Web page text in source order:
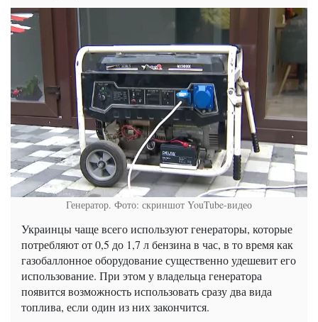
Генератор. Фото: скриншот YouTube-видео
Украинцы чаще всего используют генераторы, которые
потребляют от 0,5 до 1,7 л бензина в час, в то время как
газобаллонное оборудование существенно удешевит его
использование. При этом у владельца генератора
появится возможность использовать сразу два вида
топлива, если один из них закончится.